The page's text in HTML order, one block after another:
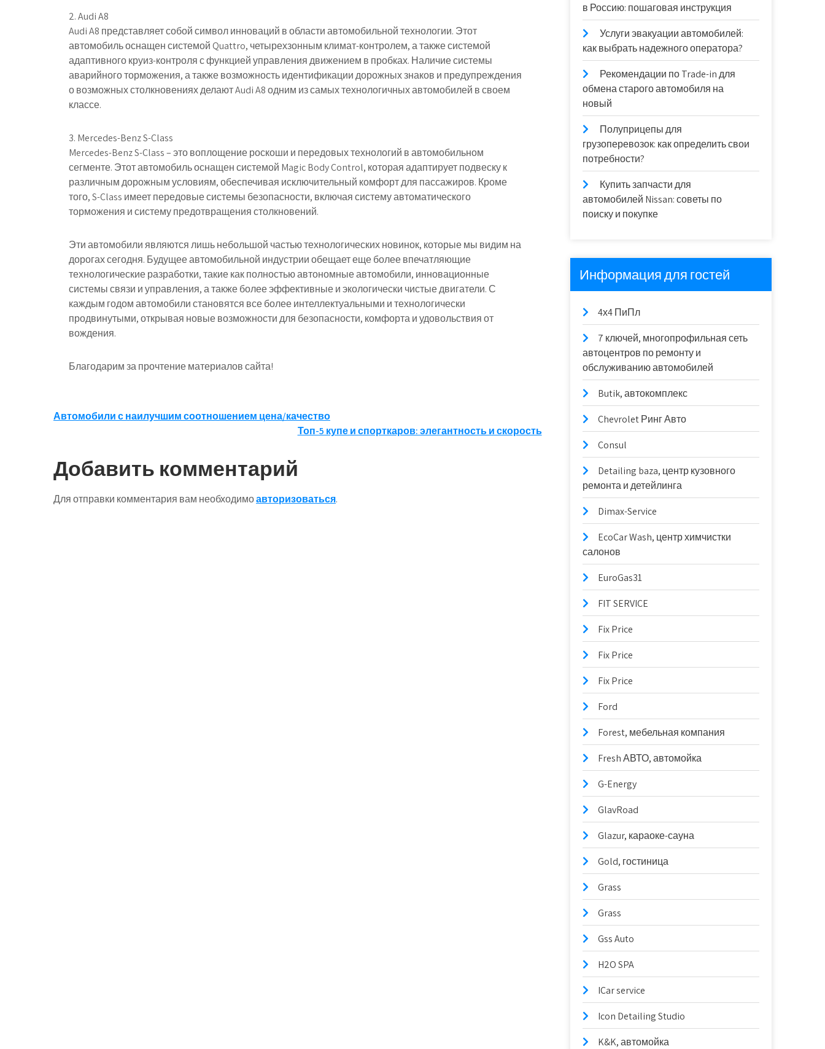
2. Audi A8
Audi A8 представляет собой символ инноваций в области автомобильной технологии. Этот
автомобиль оснащен системой Quattro, четырехзонным климат-контролем, а также системой
адаптивного круиз-контроля с функцией управления движением в пробках. Наличие системы
аварийного торможения, а также возможность идентификации дорожных знаков и предупреждения
о возможных столкновениях делают Audi A8 одним из самых технологичных автомобилей в своем
классе.
3. Mercedes-Benz S-Class
Mercedes-Benz S-Class – это воплощение роскоши и передовых технологий в автомобильном
сегменте. Этот автомобиль оснащен системой Magic Body Control, которая адаптирует подвеску к
различным дорожным условиям, обеспечивая исключительный комфорт для пассажиров. Кроме
того, S-Class имеет передовые системы безопасности, включая систему автоматического
торможения и систему предотвращения столкновений.
Эти автомобили являются лишь небольшой частью технологических новинок, которые мы видим на
дорогах сегодня. Будущее автомобильной индустрии обещает еще более впечатляющие
технологические разработки, такие как полностью автономные автомобили, инновационные
системы связи и управления, а также более эффективные и экологически чистые двигатели. С
каждым годом автомобили становятся все более интеллектуальными и технологически
продвинутыми, открывая новые возможности для безопасности, комфорта и удовольствия от
вождения.
Благодарим за прочтение материалов сайта!
Навигация
записям
Автомобили с наилучшим соотношением цена/качество
Топ-5 купе и спорткаров: элегантность и скорость
Добавить комментарий
Для отправки комментария вам необходимоавторизоваться.
в Россию: пошаговая инструкция
Услуги эвакуации автомобилей:
как выбрать надежного оператора?
Рекомендации по Trade-in для
обмена старого автомобиля на
новый
Полуприцепы для
грузоперевозок: как определить свои
потребности?
Купить запчасти для
автомобилей Nissan: советы по
поиску и покупке
Информация для гостей
4х4 ПиПл
7 ключей, многопрофильная сеть
автоцентров по ремонту и
обслуживанию автомобилей
Butik, автокомплекс
Chevrolet Ринг Авто
Consul
Detailing baza, центр кузовного
ремонта и детейлинга
Dimax-Service
EcoCar Wash, центр химчистки
салонов
EuroGas31
FIT SERVICE
Fix Price
Fix Price
Fix Price
Ford
Forest, мебельная компания
Fresh АВТО, автомойка
G-Energy
GlavRoad
Glazur, караоке-сауна
Gold, гостиница
Grass
Grass
Gss Auto
H2O SPA
ICar service
Icon Detailing Studio
K&K, автомойка